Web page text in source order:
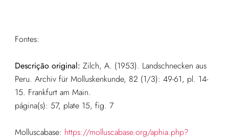
Fontes:
Descrição original: Zilch, A. (1953). Landschnecken aus
Peru. Archiv für Molluskenkunde, 82 (1/3): 49-61, pl. 14-
15. Frankfurt am Main.
página(s): 57, plate 15, fig. 7
Molluscabase: https://molluscabase.org/aphia.php?